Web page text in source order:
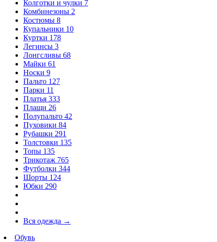
Колготки и чулки 7
Комбинезоны 2
Костюмы 8
Купальники 10
Куртки 178
Легинсы 3
Лонгсливы 68
Майки 61
Носки 9
Пальто 127
Парки 11
Платья 333
Плащи 26
Полупальто 42
Пуховики 84
Рубашки 291
Толстовки 135
Топы 135
Трикотаж 765
Футболки 344
Шорты 124
Юбки 290
Вся одежда →
Обувь